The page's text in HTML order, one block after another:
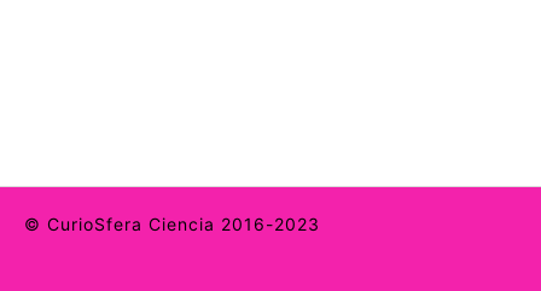
© CurioSfera Ciencia 2016-2023